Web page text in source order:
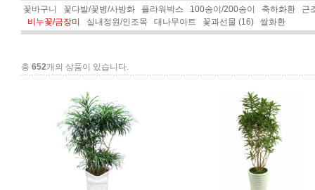
꽃바구니 꽃다발/꽃병/사방화 플라워박스 100송이/200송이 축하화환
근
비누꽃/금장미
실내정원/인조목 대나무아트 꽃과선물 (16) 쌀화환
총 652개의 상품이 있습니다.